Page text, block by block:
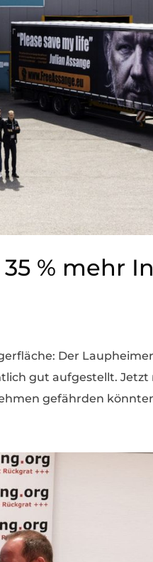
% mehr
Der
gut aufgestellt. Jetzt
gefährden